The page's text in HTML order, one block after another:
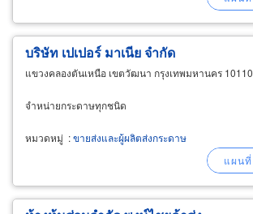
บริษัท เปเปอร์ มาเนีย จำกัด
แขวงคลองตันเหนือ เขตวัฒนา กรุงเทพมหานคร 10110
จำหน่ายกระดาษทุกชนิด
หมวดหมู่ :ขายส่งและผู้ผลิตส่งกระดาษ